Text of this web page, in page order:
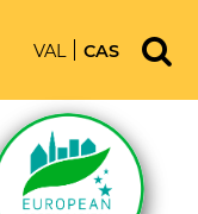
VAL CAS